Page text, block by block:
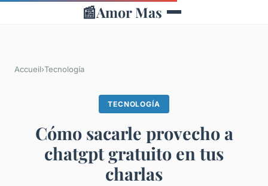
📰Amor Mas
Accueil›Tecnología
TECNOLOGÍA
Cómo sacarle provecho a
chatgpt gratuito en tus
charlas